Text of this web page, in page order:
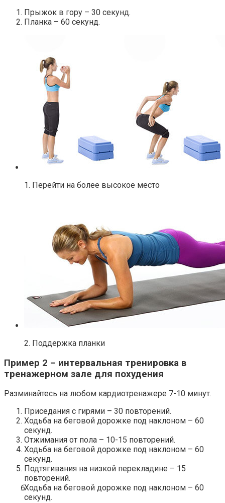
Прыжок в гору – 30 секунд.
Планка – 60 секунд.
1. Перейти на более высокое место
2. Поддержка планки
Пример 2 – интервальная тренировка в
тренажерном зале для похудения
Разминайтесь на любом кардиотренажере 7-10 минут.
Приседания с гирями – 30 повторений.
Ходьба на беговой дорожке под наклоном – 60
секунд.
Отжимания от пола – 10-15 повторений.
Ходьба на беговой дорожке под наклоном – 60
секунд.
Подтягивания на низкой перекладине – 15
повторений.
Ходьба на беговой дорожке под наклоном – 60
секунд.